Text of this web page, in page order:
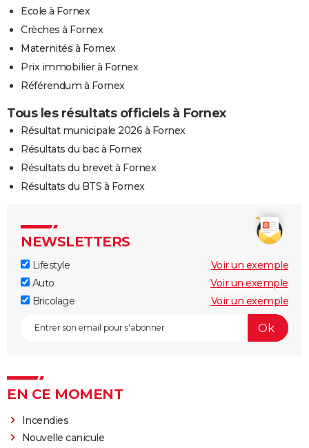
Ecole à Fornex
Crèches à Fornex
Maternités à Fornex
Prix immobilier à Fornex
Référendum à Fornex
Tous les résultats officiels à Fornex
Résultat municipale 2026 à Fornex
Résultats du bac à Fornex
Résultats du brevet à Fornex
Résultats du BTS à Fornex
NEWSLETTERS
Lifestyle
Voir un exemple
Auto
Voir un exemple
Bricolage
Voir un exemple
EN CE MOMENT
Incendies
Nouvelle canicule